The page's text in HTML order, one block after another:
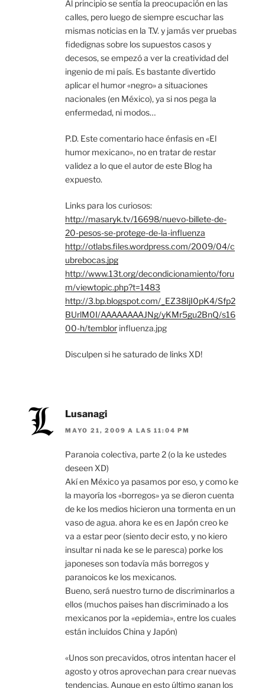
Al principio se sentía la preocupación en las
calles, pero luego de siempre escuchar las
mismas noticias en la T.V. y jamás ver pruebas
fidedignas sobre los supuestos casos y
decesos, se empezó a ver la creatividad del
ingenio de mi país. Es bastante divertido
aplicar el humor «negro» a situaciones
nacionales (en México), ya si nos pega la
enfermedad, ni modos…
P.D. Este comentario hace énfasis en «El
humor mexicano», no en tratar de restar
validez a lo que el autor de este Blog ha
expuesto.
Links para los curiosos:
http://masaryk.tv/16698/nuevo-billete-de-
20-pesos-se-protege-de-la-influenza
http://otlabs.files.wordpress.com/2009/04/c
ubrebocas.jpg
http://www.13t.org/decondicionamiento/foru
m/viewtopic.php?t=1483
http://3.bp.blogspot.com/_EZ38IjI0pK4/Sfp2
BUrlM0I/AAAAAAAAJNg/yKMr5gu2BnQ/s16
00-h/temblor influenza.jpg
Disculpen si he saturado de links XD!
Lusanagi
MAYO 21, 2009 A LAS 11:04 PM
Paranoia colectiva, parte 2 (o la ke ustedes
deseen XD)
Akí en México ya pasamos por eso, y como ke
la mayoría los «borregos» ya se dieron cuenta
de ke los medios hicieron una tormenta en un
vaso de agua. ahora ke es en Japón creo ke
va a estar peor (siento decir esto, y no kiero
insultar ni nada ke se le paresca) porke los
japoneses son todavía más borregos y
paranoicos ke los mexicanos.
Bueno, será nuestro turno de discriminarlos a
ellos (muchos paises han discriminado a los
mexicanos por la «epidemia», entre los cuales
están incluidos China y Japón)
«Unos son precavidos, otros intentan hacer el
agosto y otros aprovechan para crear nuevas
tendencias. Aunque en esto último ganan los